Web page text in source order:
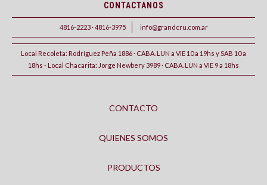
CONTACTANOS
4816-2223 · 4816-3975 info@grandcru.com.ar
Local Recoleta: Rodríguez Peña 1886 · CABA. LUN a VIE 10 a 19hs y SAB 10 a
18hs - Local Chacarita: Jorge Newbery 3989 · CABA. LUN a VIE 9 a 18hs
CONTACTO
QUIENES SOMOS
PRODUCTOS